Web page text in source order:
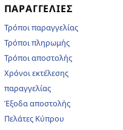
ΠΑΡΑΓΓΕΛΊΕΣ
Τρόποι παραγγελίας
Τρόποι πληρωμής
Τρόποι αποστολής
Χρόνοι εκτέλεσης
παραγγελίας
Έξοδα αποστολής
Πελάτες Κύπρου